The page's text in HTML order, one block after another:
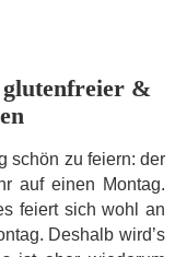
glutenfreier &
schön zu feiern: der
auf einen Montag.
feiert sich wohl an
Deshalb wird’s